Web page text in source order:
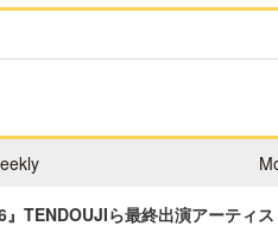
TENDOUJIら最終出演アーティ